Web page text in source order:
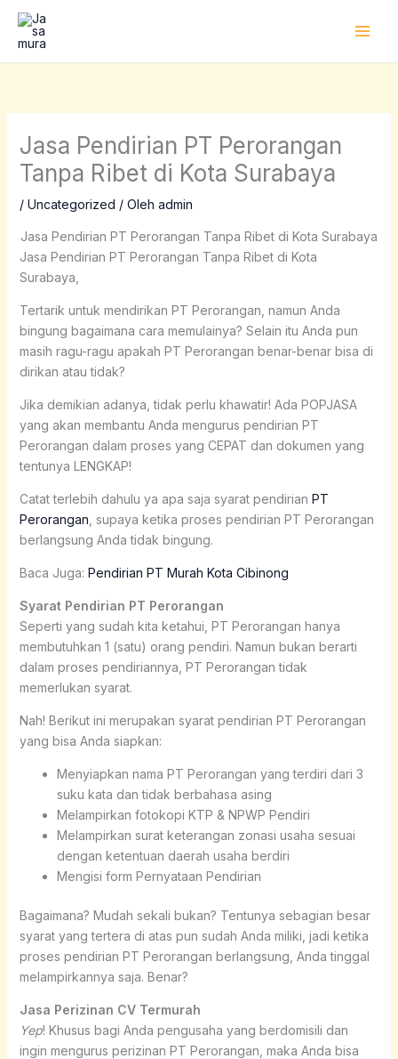
Lewati
konten
Jasa Pendirian PT Perorangan
Tanpa Ribet di Kota Surabaya
/ Uncategorized / Oleh admin
Jasa Pendirian PT Perorangan Tanpa Ribet di Kota Surabaya
Jasa Pendirian PT Perorangan Tanpa Ribet di Kota
Surabaya,
Tertarik untuk mendirikan PT Perorangan, namun Anda
bingung bagaimana cara memulainya? Selain itu Anda pun
masih ragu-ragu apakah PT Perorangan benar-benar bisa di
dirikan atau tidak?
Jika demikian adanya, tidak perlu khawatir! Ada POPJASA
yang akan membantu Anda mengurus pendirian PT
Perorangan dalam proses yang CEPAT dan dokumen yang
tentunya LENGKAP!
Catat terlebih dahulu ya apa saja syarat pendirian PT
Perorangan , supaya ketika proses pendirian PT Perorangan
berlangsung Anda tidak bingung.
Baca Juga: Pendirian PT Murah Kota Cibinong
Syarat Pendirian PT Perorangan
Seperti yang sudah kita ketahui, PT Perorangan hanya
membutuhkan 1 (satu) orang pendiri. Namun bukan berarti
dalam proses pendiriannya, PT Perorangan tidak
memerlukan syarat.
Nah! Berikut ini merupakan syarat pendirian PT Perorangan
yang bisa Anda siapkan:
Menyiapkan nama PT Perorangan yang terdiri dari 3
suku kata dan tidak berbahasa asing
Melampirkan fotokopi KTP & NPWP Pendiri
Melampirkan surat keterangan zonasi usaha sesuai
dengan ketentuan daerah usaha berdiri
Mengisi form Pernyataan Pendirian
Bagaimana? Mudah sekali bukan? Tentunya sebagian besar
syarat yang tertera di atas pun sudah Anda miliki, jadi ketika
proses pendirian PT Perorangan berlangsung, Anda tinggal
melampirkannya saja. Benar?
Jasa Perizinan CV Termurah
Yep! Khusus bagi Anda pengusaha yang berdomisili dan
ingin mengurus perizinan PT Perorangan, maka Anda bisa